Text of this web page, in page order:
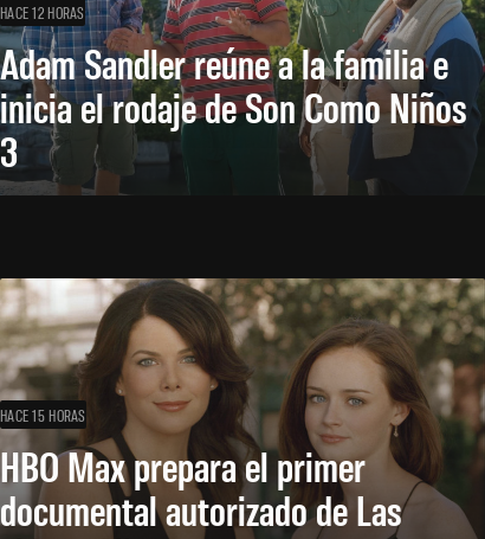
HACE 12 HORAS
Adam Sandler reúne a la familia e
inicia el rodaje de Son Como Niños
3
HACE 15 HORAS
HBO Max prepara el primer
documental autorizado de Las